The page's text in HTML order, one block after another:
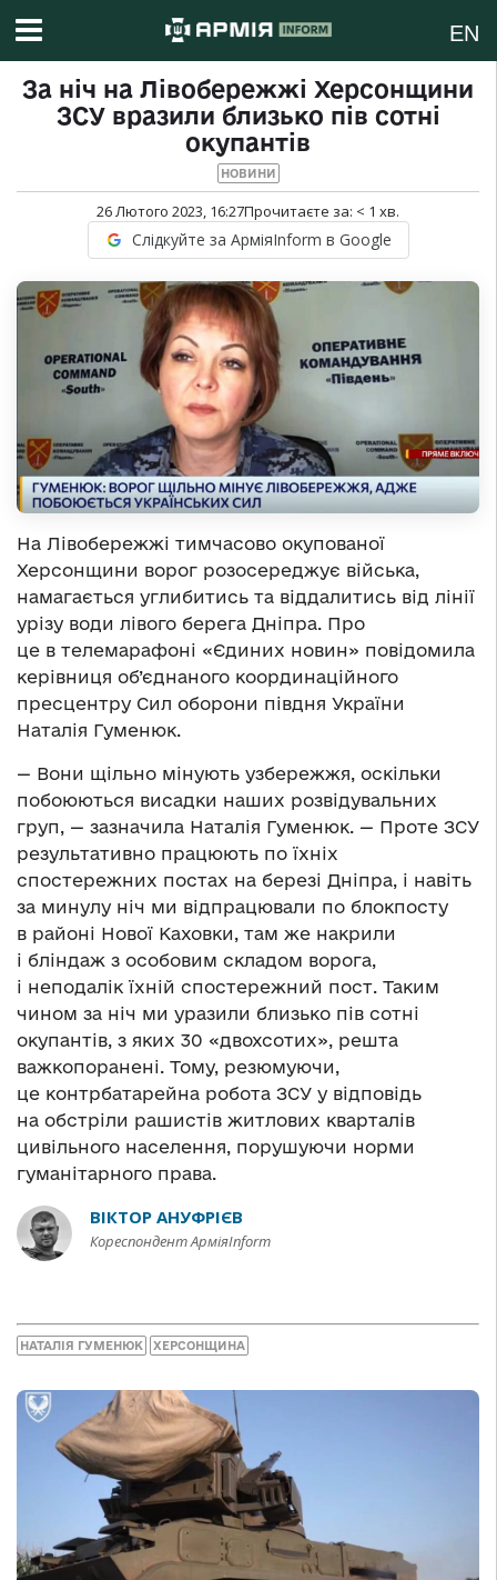
EN
За ніч на Лівобережжі Херсонщини
ЗСУ вразили близько пів сотні
окупантів
НОВИНИ
26 Лютого 2023, 16:27Прочитаєте за: < 1 хв.
Слідкуйте за АрміяInform в Google
На Лівобережжі тимчасово окупованої
Херсонщини ворог розосереджує війська,
намагається углибитись та віддалитись від лінії
урізу води лівого берега Дніпра. Про
це в телемарафоні «Єдиних новин» повідомила
керівниця об’єднаного координаційного
пресцентру Сил оборони півдня України
Наталія Гуменюк.
— Вони щільно мінують узбережжя, оскільки
побоюються висадки наших розвідувальних
груп, — зазначила Наталія Гуменюк. — Проте ЗСУ
результативно працюють по їхніх
спостережних постах на березі Дніпра, і навіть
за минулу ніч ми відпрацювали по блокпосту
в районі Нової Каховки, там же накрили
і бліндаж з особовим складом ворога,
і неподалік їхній спостережний пост. Таким
чином за ніч ми уразили близько пів сотні
окупантів, з яких 30 «двохсотих», решта
важкопоранені. Тому, резюмуючи,
це контрбатарейна робота ЗСУ у відповідь
на обстріли рашистів житлових кварталів
цивільного населення, порушуючи норми
гуманітарного права.
ВІКТОР АНУФРІЄВ
Кореспондент АрміяInform
НАТАЛІЯ ГУМЕНЮК ХЕРСОНЩИНА